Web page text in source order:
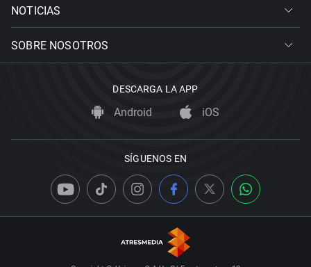
NOTICIAS
SOBRE NOSOTROS
DESCARGA LA APP
Android iOS
SÍGUENOS EN